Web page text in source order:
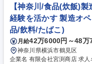
11/1入社【武蔵野】製造職
【神奈川/食品(炊飯)
経験を活かす 製造オ
品/飲料/たばこ)
月給42万6000円～48万
神奈川県横浜市鶴見区
企業名 有限会社宮渕商店 求人名 【神奈川/食品(炊飯)製造管理職】惣菜・